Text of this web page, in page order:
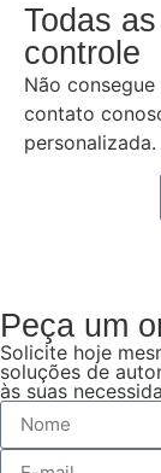
Todas
controle
Não
contato
personalizada.
Peça um
Solicite hoje
soluções de
às suas